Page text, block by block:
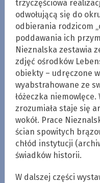
trzyczęściowa
odwołującą się do
odbierania rodzicom
poddawania ich
Nieznalska zestawia
zdjęć ośrodków
obiekty – udręczone
wyabstrahowane ze
łóżeczka
zrozumiała staje się
wokół. Prace
ścian spowitych
chłód instytucji
świadków historii.
W dalszej części